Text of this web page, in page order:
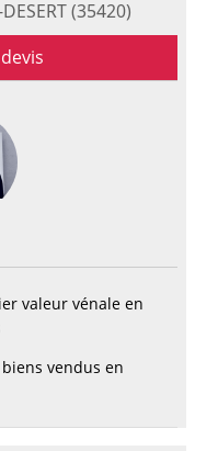
(35420)
valeur vénale en
vendus en